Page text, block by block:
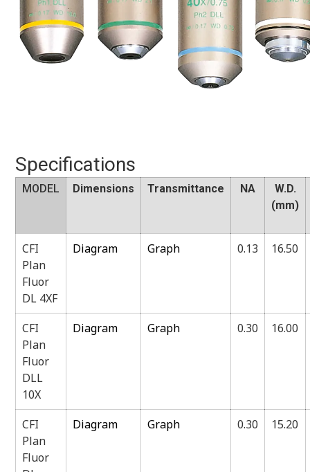
Specifications
MODEL Dimensions Transmittance NA
W.D.
(mm)
CFI
Plan
Fluor
DL 4XF
Diagram Graph 0.13 16.50
CFI
Plan
Fluor
DLL
10X
Diagram Graph 0.30 16.00
CFI
Plan
Fluor
Diagram Graph 0.30 15.20